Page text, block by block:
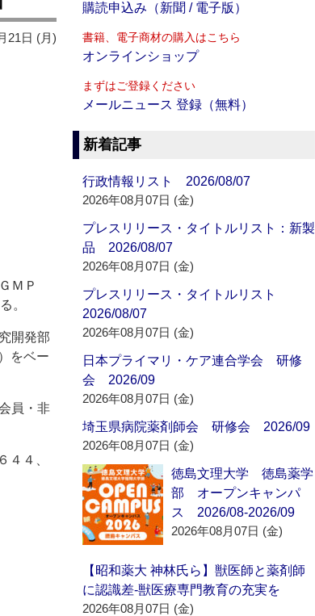
21日 (月)
ＭＰ
。
開発部
をベー
員・非
４、
購読申込み（新聞 / 電子版）
書籍、電子商材の購入はこちら
オンラインショップ
まずはご登録ください
メールニュース 登録（無料）
新着記事
行政情報リスト 2026/08/07
2026年08月07日 (金)
プレスリリース・タイトルリスト：新製
品 2026/08/07
2026年08月07日 (金)
プレスリリース・タイトルリスト
2026/08/07
2026年08月07日 (金)
日本プライマリ・ケア連合学会 研修
会 2026/09
2026年08月07日 (金)
埼玉県病院薬剤師会 研修会 2026/09
2026年08月07日 (金)
徳島文理大学 徳島薬学
部 オープンキャンパ
ス 2026/08-2026/09
2026年08月07日 (金)
【昭和薬大 神林氏ら】獣医師と薬剤師
に認識差‐獣医療専門教育の充実を
2026年08月07日 (金)